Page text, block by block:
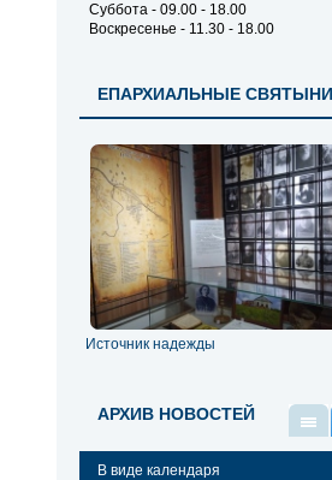
Суббота - 09.00 - 18.00
Воскресенье - 11.30 - 18.00
ЕПАРХИАЛЬНЫЕ СВЯТЫНИ
Источник надежды
АРХИВ НОВОСТЕЙ
В виде календаря